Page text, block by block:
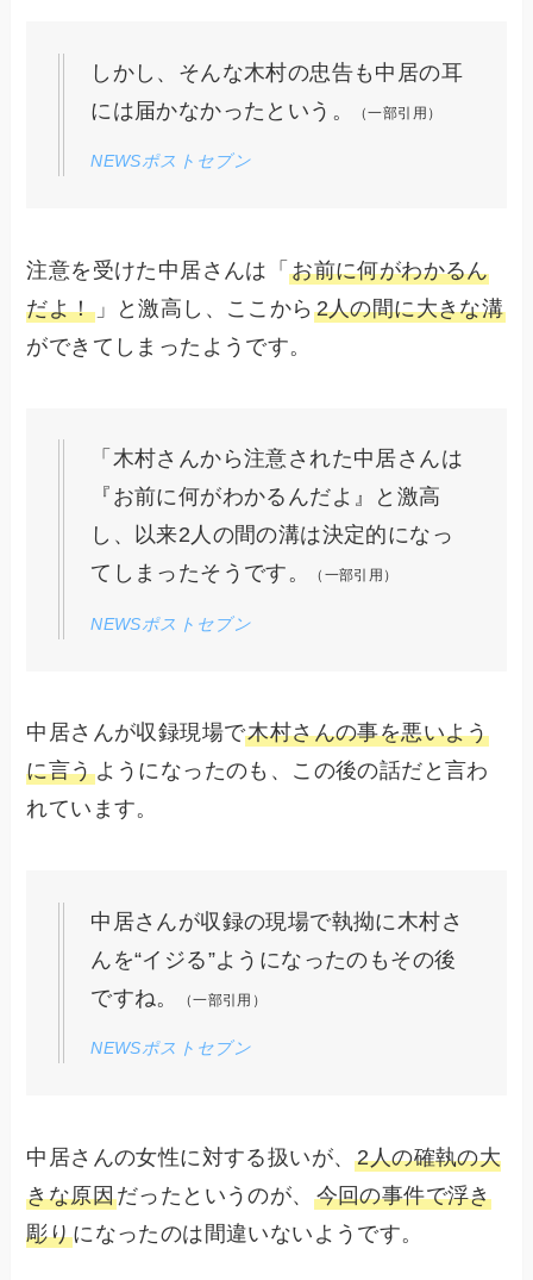
しかし、そんな木村の忠告も中居の耳
には届かなかったという。
（一部引用）
NEWSポストセブン
注意を受けた中居さんは「お前に何がわかるん
だよ！」と激高し、ここから 2人の間に大きな溝
ができてしまったようです。
「木村さんから注意された中居さんは
『お前に何がわかるんだよ』と激高
し、以来2人の間の溝は決定的になっ
てしまったそうです。
（一部引用）
NEWSポストセブン
中居さんが収録現場で木村さんの事を悪いよう
に言うようになったのも、この後の話だと言わ
れています。
中居さんが収録の現場で執拗に木村さ
んを“イジる”ようになったのもその後
ですね。
（一部引用）
NEWSポストセブン
中居さんの女性に対する扱いが、2人の確執の大
きな原因だったというのが、 今回の事件で浮き
彫りになったのは間違いないようです。